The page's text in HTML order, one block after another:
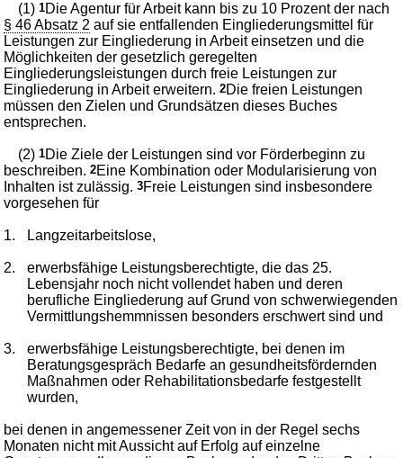
(1)1Die Agentur für Arbeit kann bis zu 10 Prozent der nach
§ 46 Absatz 2 auf sie entfallenden Eingliederungsmittel für
Leistungen zur Eingliederung in Arbeit einsetzen und die
Möglichkeiten der gesetzlich geregelten
Eingliederungsleistungen durch freie Leistungen zur
Eingliederung in Arbeit erweitern.2Die freien Leistungen
müssen den Zielen und Grundsätzen dieses Buches
entsprechen.
(2)1Die Ziele der Leistungen sind vor Förderbeginn zu
beschreiben.2Eine Kombination oder Modularisierung von
Inhalten ist zulässig.3Freie Leistungen sind insbesondere
vorgesehen für
1. Langzeitarbeitslose,
2.
erwerbsfähige Leistungsberechtigte, die das 25.
Lebensjahr noch nicht vollendet haben und deren
berufliche Eingliederung auf Grund von schwerwiegenden
Vermittlungshemmnissen besonders erschwert sind und
3.
erwerbsfähige Leistungsberechtigte, bei denen im
Beratungsgespräch Bedarfe an gesundheitsfördernden
Maßnahmen oder Rehabilitationsbedarfe festgestellt
wurden,
bei denen in angemessener Zeit von in der Regel sechs
Monaten nicht mit Aussicht auf Erfolg auf einzelne